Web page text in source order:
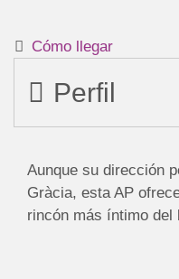
Cómo llegar
Perfil
Aunque su dirección
Gràcia, esta AP
rincón más íntimo del